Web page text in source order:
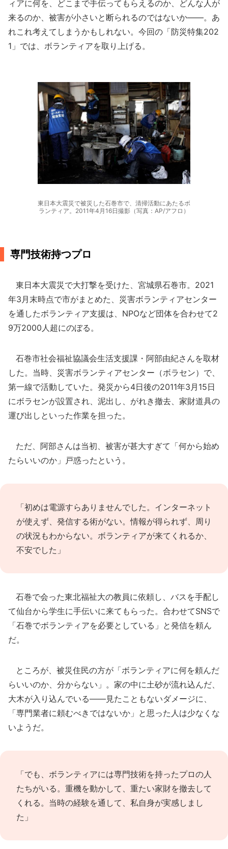
ィアに何を、どこまで手伝ってもらえるのか、どんな人が
来るのか、被害が小さいと断られるのではないか――。あ
れこれ考えてしまうかもしれない。今回の「防災特集202
1」では、ボランティアを取り上げる。
東日本大震災で被災した石巻市で、清掃活動にあたるボ
ランティア。2011年4月16日撮影（写真：AP/アフロ）
専門技術持つプロ
東日本大震災で大打撃を受けた、宮城県石巻市。2021
年3月末時点で市がまとめた、災害ボランティアセンター
を通したボランティア支援は、NPOなど団体を合わせて2
9万2000人超にのぼる。
石巻市社会福祉協議会生活支援課・阿部由紀さんを取材
した。当時、災害ボランティアセンター（ボラセン）で、
第一線で活動していた。発災から4日後の2011年3月15日
にボラセンが設置され、泥出し、がれき撤去、家財道具の
運び出しといった作業を担った。
ただ、阿部さんは当初、被害が甚大すぎて「何から始め
たらいいのか」戸惑ったという。
「初めは電源すらありませんでした。インターネット
が使えず、発信する術がない。情報が得られず、周り
の状況もわからない。ボランティアが来てくれるか、
不安でした」
石巻で会った東北福祉大の教員に依頼し、バスを手配し
て仙台から学生に手伝いに来てもらった。合わせてSNSで
「石巻でボランティアを必要としている」と発信を頼ん
だ。
ところが、被災住民の方が「ボランティアに何を頼んだ
らいいのか、分からない」。家の中に土砂が流れ込んだ、
大木が入り込んでいる――見たこともないダメージに、
「専門業者に頼むべきではないか」と思った人は少なくな
いようだ。
「でも、ボランティアには専門技術を持ったプロの人
たちがいる。重機を動かして、重たい家財を撤去して
くれる。当時の経験を通して、私自身が実感しまし
た」